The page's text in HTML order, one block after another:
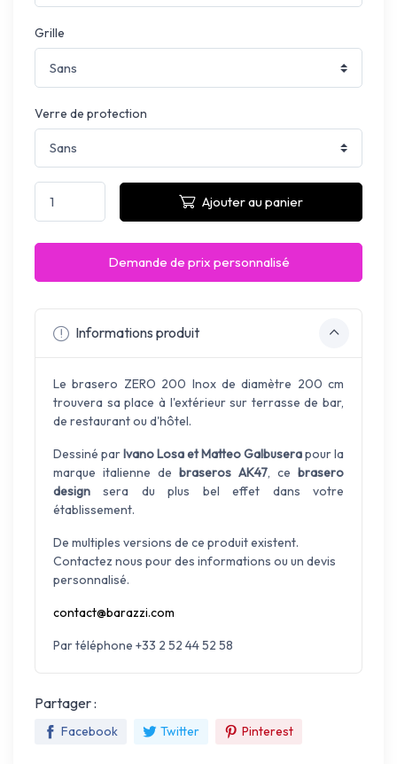
Grille
Verre de protection
Ajouter au panier
Demande de prix personnalisé
Informations produit
Le brasero ZERO 200 Inox de diamètre 200 cm
trouvera sa place à l'extérieur sur terrasse de bar,
de restaurant ou d'hôtel.
Dessiné parIvano Losa et Matteo Galbuserapour la
marque italienne de braseros AK47, ce brasero
design sera du plus bel effet dans votre
établissement.
De multiples versions de ce produit existent.
Contactez nous pour des informations ou un devis
personnalisé.
contact@barazzi.com
Par téléphone +33 2 52 44 52 58
Partager :
Facebook Twitter Pinterest